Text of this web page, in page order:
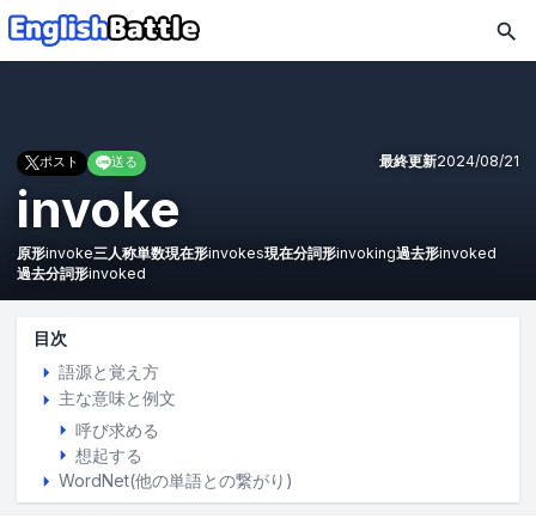
ポスト 送る 最終更新2024/08/21
invoke
原形invoke三人称単数現在形invokes現在分詞形invoking過去形invoked
過去分詞形invoked
目次
語源と覚え方
主な意味と例文
呼び求める
想起する
WordNet(他の単語との繋がり)